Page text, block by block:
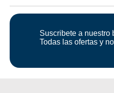
Suscribete a nuestro
Todas las ofertas y